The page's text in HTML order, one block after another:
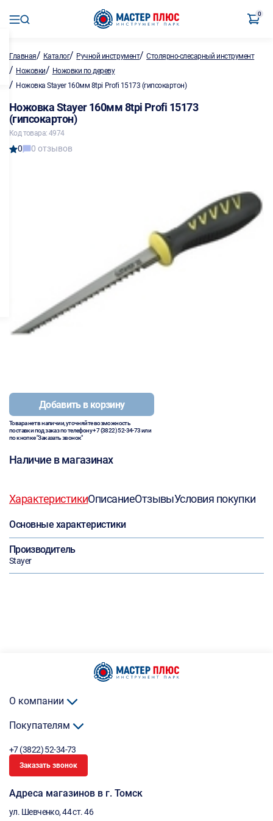
0
Главная/ Каталог/ Ручной инструмент/Столярно-слесарный инструмент
/ Ножовки/ Ножовки по дереву
/ Ножовка Stayer 160мм 8tpi Profi 15173 (гипсокартон)
Ножовка Stayer 160мм 8tpi Profi 15173
(гипсокартон)
Код товара: 4974
0 0 отзывов
Добавить в корзину
Товара нет в наличии, уточняйте возможность
поставки под заказ по телефону+7 (3822) 52-34-73или
по кнопке "Заказать звонок"
Наличие в магазинах
ХарактеристикиОписаниеОтзывыУсловия покупки
Основные характеристики
Производитель
Stayer
О компании
Покупателям
+7 (3822) 52-34-73
Заказать звонок
Адреса магазинов в г. Томск
ул. Шевченко, 44 ст. 46